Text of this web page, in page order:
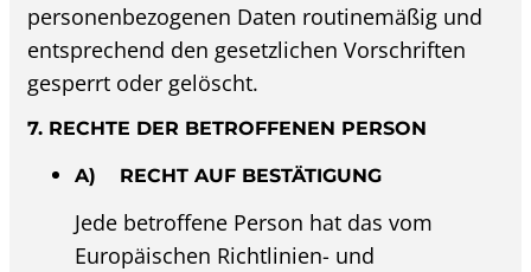
personenbezogenen Daten routinemäßig und
entsprechend den gesetzlichen Vorschriften
gesperrt oder gelöscht.
7. RECHTE DER BETROFFENEN PERSON
A) RECHT AUF BESTÄTIGUNG
Jede betroffene Person hat das vom
Europäischen Richtlinien- und